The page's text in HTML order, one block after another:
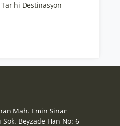
Tarihi Destinasyon
Mah. Emin Sinan
Sok. Beyzade Han No: 6